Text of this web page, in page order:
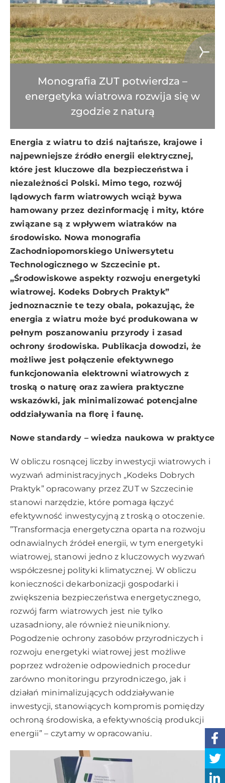
Monografia ZUT potwierdza –
energetyka wiatrowa rozwija się w
zgodzie z naturą
Energia z wiatru to dziś najtańsze, krajowe i
najpewniejsze źródło energii elektrycznej,
które jest kluczowe dla bezpieczeństwa i
niezależności Polski. Mimo tego, rozwój
lądowych farm wiatrowych wciąż bywa
hamowany przez dezinformację i mity, które
związane są z wpływem wiatraków na
środowisko. Nowa monografia
Zachodniopomorskiego Uniwersytetu
Technologicznego w Szczecinie pt.
„Środowiskowe aspekty rozwoju energetyki
wiatrowej. Kodeks Dobrych Praktyk”
jednoznacznie te tezy obala, pokazując, że
energia z wiatru może być produkowana w
pełnym poszanowaniu przyrody i zasad
ochrony środowiska. Publikacja dowodzi, że
możliwe jest połączenie efektywnego
funkcjonowania elektrowni wiatrowych z
troską o naturę oraz zawiera praktyczne
wskazówki, jak minimalizować potencjalne
oddziaływania na florę i faunę.
Nowe standardy – wiedza naukowa w praktyce
W obliczu rosnącej liczby inwestycji wiatrowych i
wyzwań administracyjnych „Kodeks Dobrych
Praktyk” opracowany przez ZUT w Szczecinie
stanowi narzędzie, które pomaga łączyć
efektywność inwestycyjną z troską o otoczenie.
”Transformacja energetyczna oparta na rozwoju
odnawialnych źródeł energii, w tym energetyki
wiatrowej, stanowi jedno z kluczowych wyzwań
współczesnej polityki klimatycznej. W obliczu
konieczności dekarbonizacji gospodarki i
zwiększenia bezpieczeństwa energetycznego,
rozwój farm wiatrowych jest nie tylko
uzasadniony, ale również nieunikniony.
Pogodzenie ochrony zasobów przyrodniczych i
rozwoju energetyki wiatrowej jest możliwe
poprzez wdrożenie odpowiednich procedur
zarówno monitoringu przyrodniczego, jak i
działań minimalizujących oddziaływanie
inwestycji, stanowiących kompromis pomiędzy
ochroną środowiska, a efektywnością produkcji
energii” – czytamy w opracowaniu.